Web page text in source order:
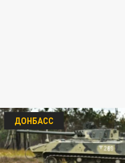
ДОНБАСС